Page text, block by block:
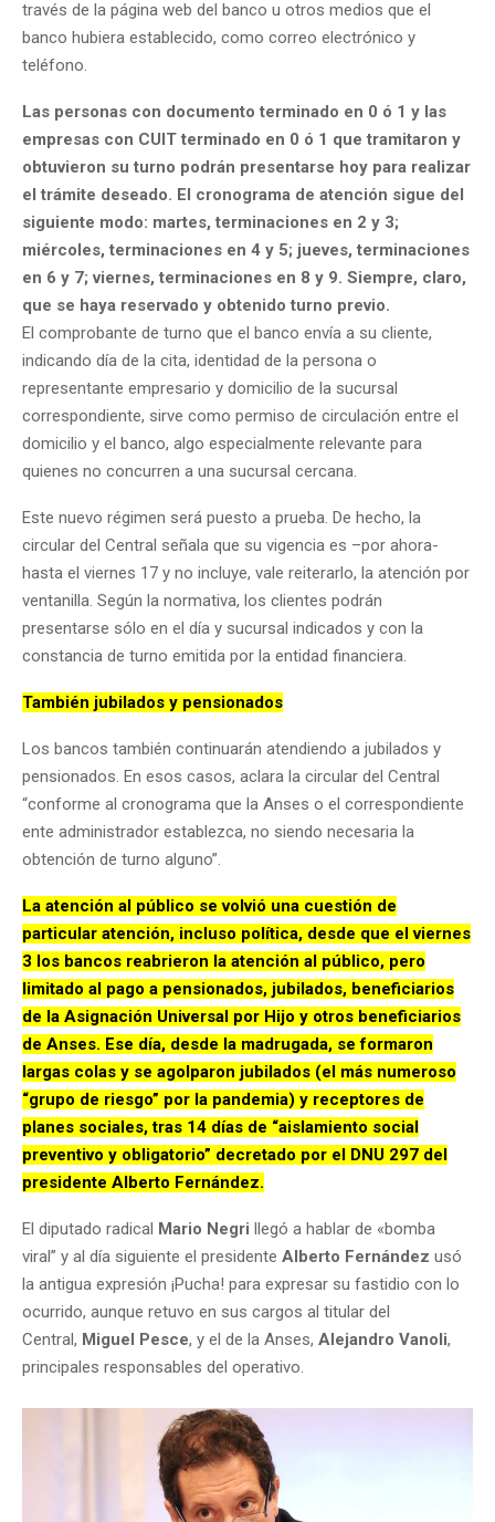
través de la página web del banco u otros medios que el
banco hubiera establecido, como correo electrónico y
teléfono.
Las personas con documento terminado en 0 ó 1 y las
empresas con CUIT terminado en 0 ó 1 que tramitaron y
obtuvieron su turno podrán presentarse hoy para realizar
el trámite deseado. El cronograma de atención sigue del
siguiente modo: martes, terminaciones en 2 y 3;
miércoles, terminaciones en 4 y 5; jueves, terminaciones
en 6 y 7; viernes, terminaciones en 8 y 9. Siempre, claro,
que se haya reservado y obtenido turno previo.
El comprobante de turno que el banco envía a su cliente,
indicando día de la cita, identidad de la persona o
representante empresario y domicilio de la sucursal
correspondiente, sirve como permiso de circulación entre el
domicilio y el banco, algo especialmente relevante para
quienes no concurren a una sucursal cercana.
Este nuevo régimen será puesto a prueba. De hecho, la
circular del Central señala que su vigencia es –por ahora-
hasta el viernes 17 y no incluye, vale reiterarlo, la atención por
ventanilla. Según la normativa, los clientes podrán
presentarse sólo en el día y sucursal indicados y con la
constancia de turno emitida por la entidad financiera.
También jubilados y pensionados
Los bancos también continuarán atendiendo a jubilados y
pensionados. En esos casos, aclara la circular del Central
“conforme al cronograma que la Anses o el correspondiente
ente administrador establezca, no siendo necesaria la
obtención de turno alguno”.
La atención al público se volvió una cuestión de
particular atención, incluso política, desde que el viernes
3 los bancos reabrieron la atención al público, pero
limitado al pago a pensionados, jubilados, beneficiarios
de la Asignación Universal por Hijo y otros beneficiarios
de Anses. Ese día, desde la madrugada, se formaron
largas colas y se agolparon jubilados (el más numeroso
“grupo de riesgo” por la pandemia) y receptores de
planes sociales, tras 14 días de “aislamiento social
preventivo y obligatorio” decretado por el DNU 297 del
presidente Alberto Fernández.
El diputado radical Mario Negri llegó a hablar de «bomba
viral” y al día siguiente el presidente Alberto Fernández usó
la antigua expresión ¡Pucha! para expresar su fastidio con lo
ocurrido, aunque retuvo en sus cargos al titular del
Central, Miguel Pesce, y el de la Anses, Alejandro Vanoli,
principales responsables del operativo.